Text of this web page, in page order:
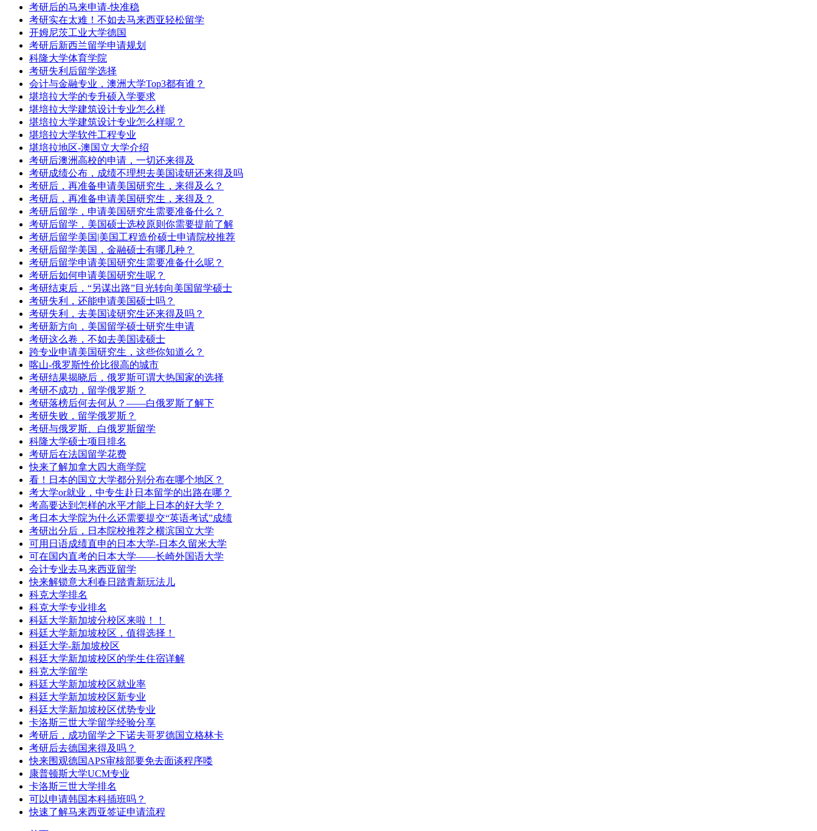
考研后的马来申请-快准稳
考研实在太难！不如去马来西亚轻松留学
开姆尼茨工业大学德国
考研后新西兰留学申请规划
科隆大学体育学院
考研失利后留学选择
会计与金融专业，澳洲大学Top3都有谁？
堪培拉大学的专升硕入学要求
堪培拉大学建筑设计专业怎么样
堪培拉大学建筑设计专业怎么样呢？
堪培拉大学软件工程专业
堪培拉地区-澳国立大学介绍
考研后澳洲高校的申请，一切还来得及
考研成绩公布，成绩不理想去美国读研还来得及吗
考研后，再准备申请美国研究生，来得及么？
考研后，再准备申请美国研究生，来得及？
考研后留学，申请美国研究生需要准备什么？
考研后留学，美国硕士选校原则你需要提前了解
考研后留学美国|美国工程造价硕士申请院校推荐
考研后留学美国，金融硕士有哪几种？
考研后留学申请美国研究生需要准备什么呢？
考研后如何申请美国研究生呢？
考研结束后，“另谋出路”目光转向美国留学硕士
考研失利，还能申请美国硕士吗？
考研失利，去美国读研究生还来得及吗？
考研新方向，美国留学硕士研究生申请
考研这么卷，不如去美国读硕士
跨专业申请美国研究生，这些你知道么？
喀山-俄罗斯性价比很高的城市
考研结果揭晓后，俄罗斯可谓大热国家的选择
考研不成功，留学俄罗斯？
考研落榜后何去何从？——白俄罗斯了解下
考研失败，留学俄罗斯？
考研与俄罗斯、白俄罗斯留学
科隆大学硕士项目排名
考研后在法国留学花费
快来了解加拿大四大商学院
看！日本的国立大学都分别分布在哪个地区？
考大学or就业，中专生赴日本留学的出路在哪？
考高要达到怎样的水平才能上日本的好大学？
考日本大学院为什么还需要提交“英语考试”成绩
考研出分后，日本院校推荐之横滨国立大学
可用日语成绩直申的日本大学-日本久留米大学
可在国内直考的日本大学——长崎外国语大学
会计专业去马来西亚留学
快来解锁意大利春日踏青新玩法儿
科克大学排名
科克大学专业排名
科廷大学新加坡分校区来啦！！
科廷大学新加坡校区，值得选择！
科廷大学-新加坡校区
科廷大学新加坡校区的学生住宿详解
科克大学留学
科廷大学新加坡校区就业率
科廷大学新加坡校区新专业
科廷大学新加坡校区优势专业
卡洛斯三世大学留学经验分享
考研后，成功留学之下诺夫哥罗德国立格林卡
考研后去德国来得及吗？
快来围观德国APS审核部要免去面谈程序喽
康普顿斯大学UCM专业
卡洛斯三世大学排名
可以申请韩国本科插班吗？
快速了解马来西亚签证申请流程